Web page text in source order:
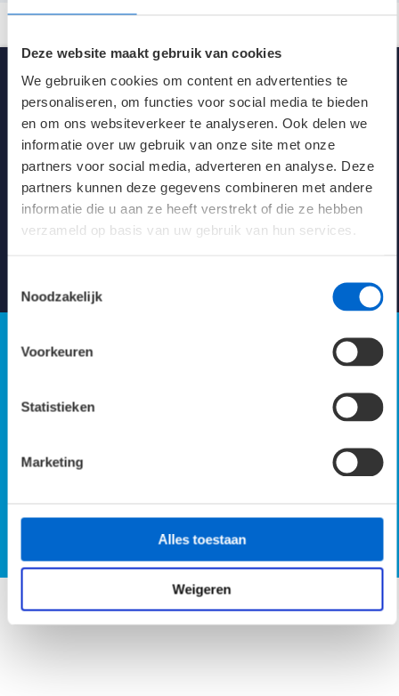
Deze website maakt gebruik van cookies
We gebruiken cookies om content en advertenties te
personaliseren, om functies voor social media te bieden
en om ons websiteverkeer te analyseren. Ook delen we
informatie over uw gebruik van onze site met onze
partners voor social media, adverteren en analyse. Deze
partners kunnen deze gegevens combineren met andere
informatie die u aan ze heeft verstrekt of die ze hebben
verzameld op basis van uw gebruik van hun services.
Noodzakelijk
Voorkeuren
Statistieken
Marketing
Alles toestaan
Weigeren
Kennisbank verlichting
Vraag SmartScan demo aan